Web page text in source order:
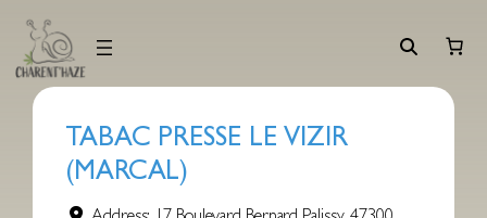
contenu
TABAC PRESSE LE VIZIR
(MARCAL)